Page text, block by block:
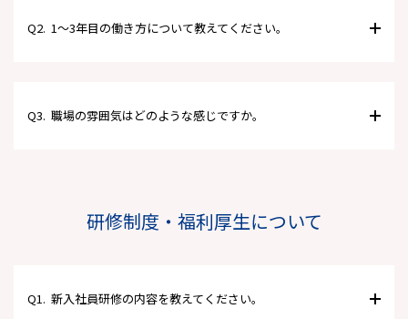
Q2. 1～3年目の働き方について教えてください。
Q3. 職場の雰囲気はどのような感じですか。
研修制度・福利厚生について
Q1. 新入社員研修の内容を教えてください。